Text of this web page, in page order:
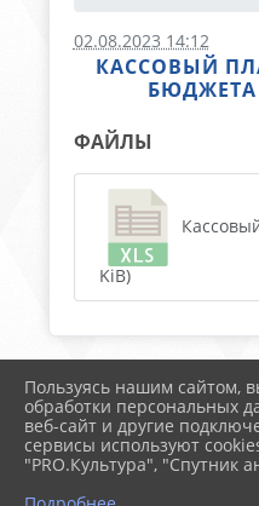
02.08.2023 14:12
КАССОВЫЙ
БЮДЖЕТА
ФАЙЛЫ
KiB)
2026 г. тимрегион.рф
Вход
Карта сайта
Политика обработки
Пользуясь нашим сайтом,
обработки персональных
веб-сайт и другие
сервисы используют
"PRO.Культура", "Спутник